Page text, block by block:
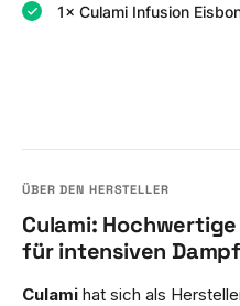
1× Culami Infusion
Culami:
für intensiven
Culami hat sich als